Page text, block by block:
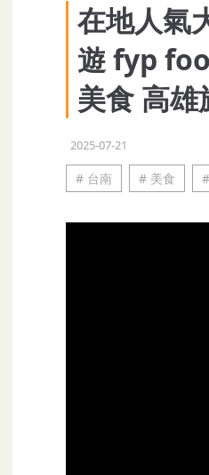
在地人氣
遊 fyp
美食 高雄
2025-07-21
# 台南 # 美食